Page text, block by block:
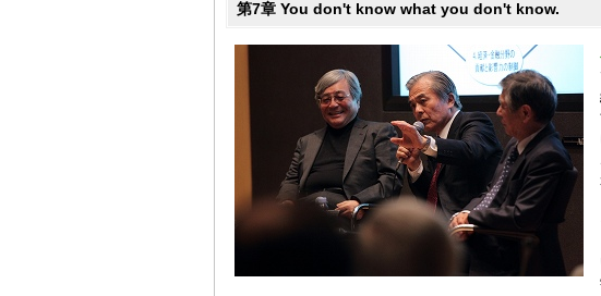
第7章 You don't know what you don't know.